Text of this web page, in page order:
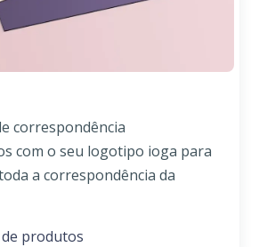
correspondência
com o seu logotipo ioga para
a correspondência da
produtos